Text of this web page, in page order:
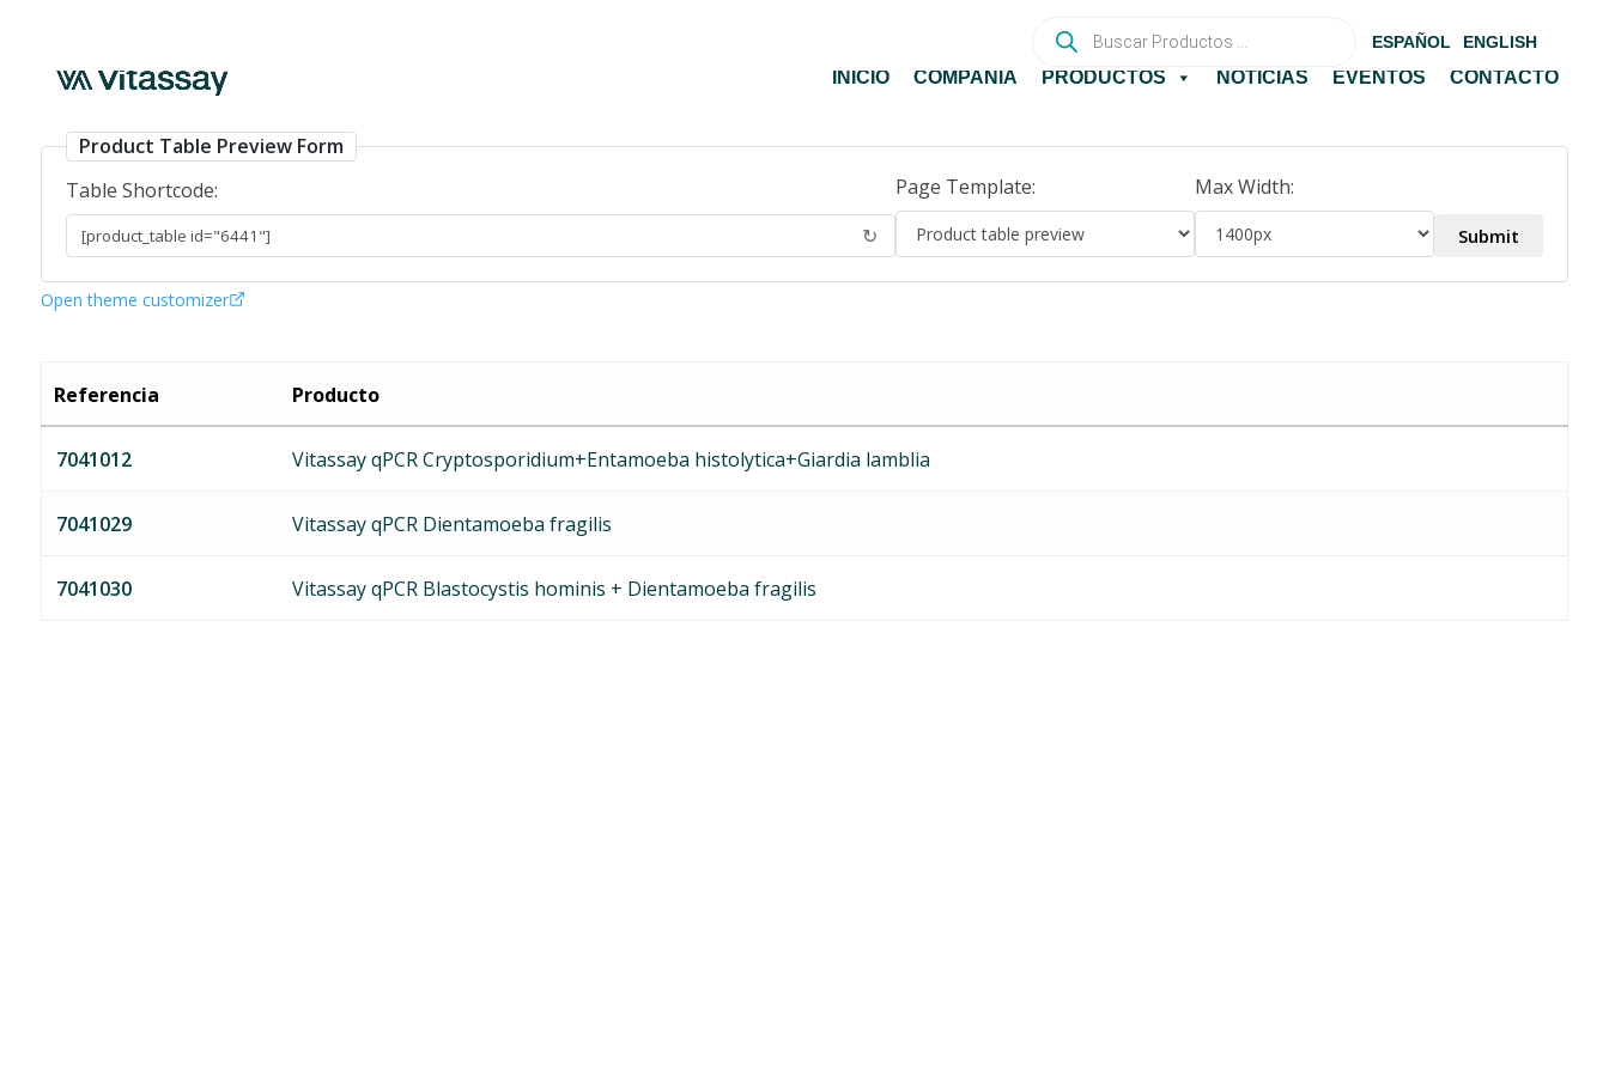
productos
ESPAÑOL ENGLISH
INICIO COMPAÑÍA PRODUCTOS NOTICIAS EVENTOS CONTACTO
PCR_GAstro_Parasitos
Product Table Preview Form
Table Shortcode:
↻
Page Template: Max Width:
Open theme customizer
Referencia Producto
7041012 Vitassay qPCR Cryptosporidium+Entamoeba histolytica+Giardia lamblia
7041029 Vitassay qPCR Dientamoeba fragilis
7041030 Vitassay qPCR Blastocystis hominis + Dientamoeba fragilis